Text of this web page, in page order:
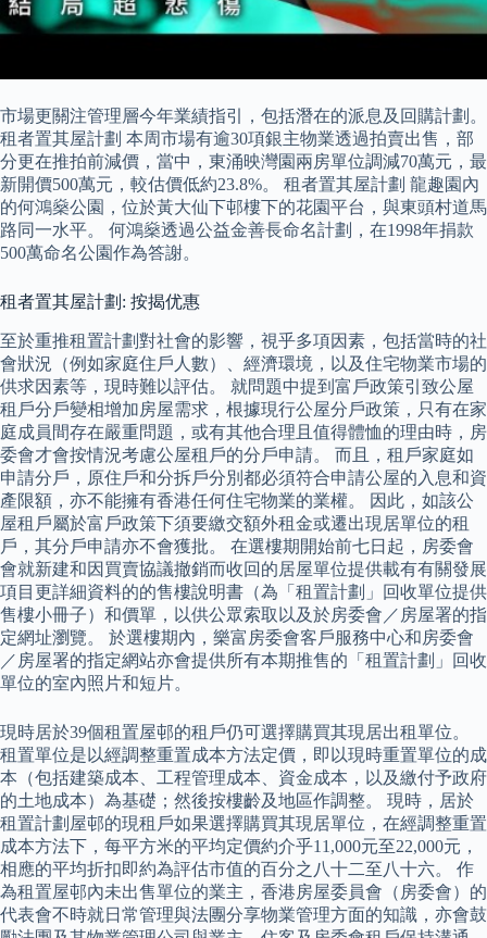
市場更關注管理層今年業績指引，包括潛在的派息及回購計劃。
租者置其屋計劃 本周市場有逾30項銀主物業透過拍賣出售，部
分更在推拍前減價，當中，東涌映灣園兩房單位調減70萬元，最
新開價500萬元，較估價低約23.8%。 租者置其屋計劃 龍趣園內
的何鴻燊公園，位於黃大仙下邨樓下的花園平台，與東頭村道馬
路同一水平。 何鴻燊透過公益金善長命名計劃，在1998年捐款
500萬命名公園作為答謝。
租者置其屋計劃: 按揭优惠
至於重推租置計劃對社會的影響，視乎多項因素，包括當時的社
會狀況（例如家庭住戶人數）、經濟環境，以及住宅物業市場的
供求因素等，現時難以評估。 就問題中提到富戶政策引致公屋
租戶分戶變相增加房屋需求，根據現行公屋分戶政策，只有在家
庭成員間存在嚴重問題，或有其他合理且值得體恤的理由時，房
委會才會按情況考慮公屋租戶的分戶申請。 而且，租戶家庭如
申請分戶，原住戶和分拆戶分別都必須符合申請公屋的入息和資
產限額，亦不能擁有香港任何住宅物業的業權。 因此，如該公
屋租戶屬於富戶政策下須要繳交額外租金或遷出現居單位的租
戶，其分戶申請亦不會獲批。 在選樓期開始前七日起，房委會
會就新建和因買賣協議撤銷而收回的居屋單位提供載有有關發展
項目更詳細資料的的售樓說明書（為「租置計劃」回收單位提供
售樓小冊子）和價單，以供公眾索取以及於房委會／房屋署的指
定網址瀏覽。 於選樓期內，樂富房委會客戶服務中心和房委會
／房屋署的指定網站亦會提供所有本期推售的「租置計劃」回收
單位的室內照片和短片。
現時居於39個租置屋邨的租戶仍可選擇購買其現居出租單位。
租置單位是以經調整重置成本方法定價，即以現時重置單位的成
本（包括建築成本、工程管理成本、資金成本，以及繳付予政府
的土地成本）為基礎；然後按樓齡及地區作調整。 現時，居於
租置計劃屋邨的現租戶如果選擇購買其現居單位，在經調整重置
成本方法下，每平方米的平均定價約介乎11,000元至22,000元，
相應的平均折扣即約為評估市值的百分之八十二至八十六。 作
為租置屋邨內未出售單位的業主，香港房屋委員會（房委會）的
代表會不時就日常管理與法團分享物業管理方面的知識，亦會鼓